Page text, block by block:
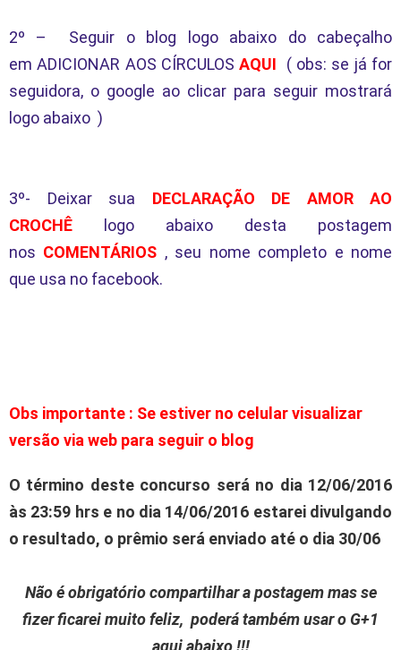
2º – Seguir o blog logo abaixo do cabeçalho
em ADICIONAR AOS CÍRCULOSAQUI
( obs: se já for
seguidora, o google ao clicar para seguir mostrará
logo abaixo )
3º- Deixar sua DECLARAÇÃO DE AMOR AO
CROCHÊ
logo abaixo desta postagem
nos COMENTÁRIOS , seu nome completo e nome
que usa no facebook.
Obs importante : Se estiver no celular visualizar
versão via web para seguir o blog
O término deste concurso será no dia 12/06/2016
às 23:59 hrs e no dia 14/06/2016 estarei divulgando
o resultado, o prêmio será enviado até o dia 30/06
Não é obrigatório compartilhar a postagem mas se
fizer ficarei muito feliz, poderá também usar o G+1
aqui abaixo !!!